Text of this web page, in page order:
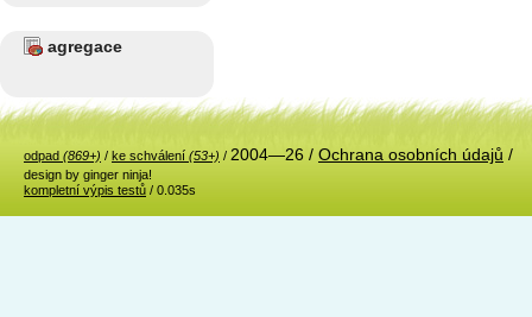
agregace
odpad (869+) / ke schválení (53+) / 2004—26 / Ochrana osobních údajů /
design by ginger ninja!
kompletní výpis testů / 0.035s